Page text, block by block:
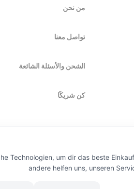
من نحن
تواصل معنا
الشحن والأسئلة الشائعة
كن شريكًا
Technologien, um dir das beste
andere helfen uns, unseren